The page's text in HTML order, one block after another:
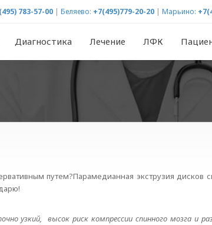
783-57-00 | Беляево: +7(495)779-20-20 | Марьино:
Диагностика Лечение ЛФК
путем?Парамедианная экструзия дисков
узкий, высок риск компрессии спинного мозга и